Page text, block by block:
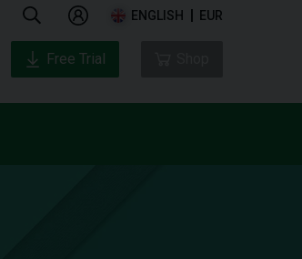
ENGLISH EUR
Free Trial